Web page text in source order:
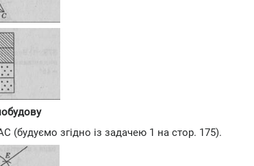
(будуємо згідно із задачею 1 на стор. 175).